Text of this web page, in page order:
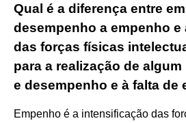
Qual é a diferença entre
desempenho a empenho
das forças físicas
para a realização de
e desempenho e à falta de
Empenho é a intensificação das